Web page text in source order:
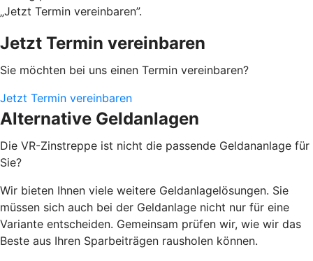
„Jetzt Termin vereinbaren”.
Jetzt Termin vereinbaren
Sie möchten bei uns einen Termin vereinbaren?
Jetzt Termin vereinbaren
Alternative Geldanlagen
Die VR-Zinstreppe ist nicht die passende Geldananlage für
Sie?
Wir bieten Ihnen viele weitere Geldanlagelösungen. Sie
müssen sich auch bei der Geldanlage nicht nur für eine
Variante entscheiden. Gemeinsam prüfen wir, wie wir das
Beste aus Ihren Sparbeiträgen rausholen können.